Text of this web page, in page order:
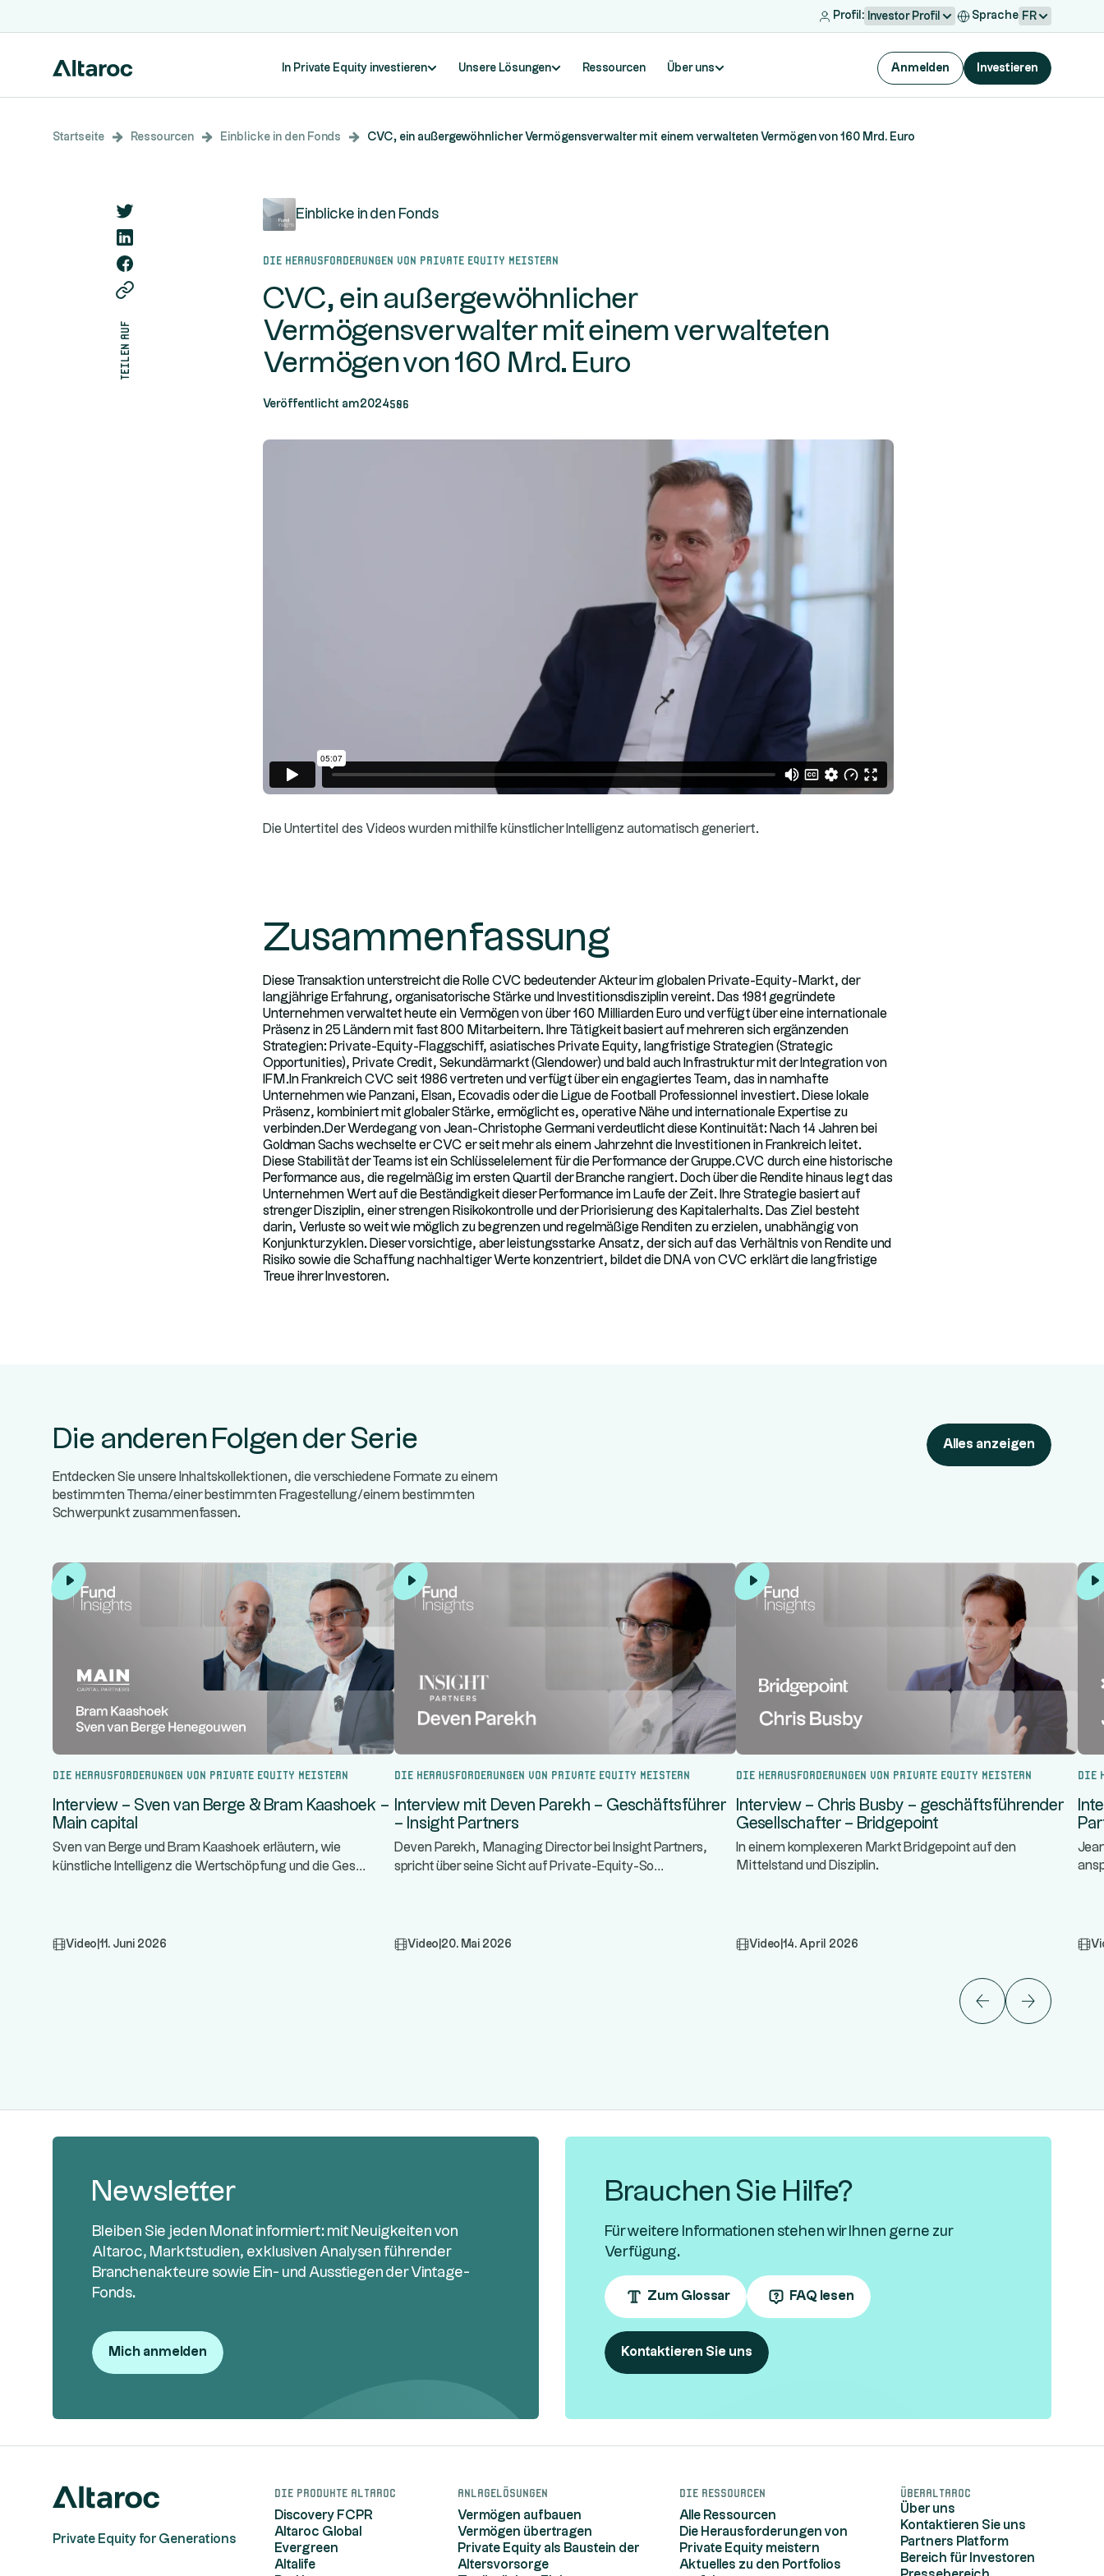
Profil: Investor Profil Sprache FR
In Private Equity investieren Unsere Lösungen Ressourcen Über uns Anmelden Investieren
Startseite Ressourcen Einblicke in den Fonds CVC, ein außergewöhnlicher Vermögensverwalter mit einem verwalteten Vermögen von 160 Mrd. Euro
teilen auf
Einblicke in den Fonds
Die Herausforderungen von Private Equity meistern
CVC, ein außergewöhnlicher
Vermögensverwalter mit einem verwalteten
Vermögen von 160 Mrd. Euro
Veröffentlicht am2024506
Die Untertitel des Videos wurden mithilfe künstlicher Intelligenz automatisch generiert.
Zusammenfassung
Diese Transaktion unterstreicht die Rolle CVC bedeutender Akteur im globalen Private-Equity-Markt, der
langjährige Erfahrung, organisatorische Stärke und Investitionsdisziplin vereint. Das 1981 gegründete
Unternehmen verwaltet heute ein Vermögen von über 160 Milliarden Euro und verfügt über eine internationale
Präsenz in 25 Ländern mit fast 800 Mitarbeitern. Ihre Tätigkeit basiert auf mehreren sich ergänzenden
Strategien: Private-Equity-Flaggschiff, asiatisches Private Equity, langfristige Strategien (Strategic
Opportunities), Private Credit, Sekundärmarkt (Glendower) und bald auch Infrastruktur mit der Integration von
IFM.In Frankreich CVC seit 1986 vertreten und verfügt über ein engagiertes Team, das in namhafte
Unternehmen wie Panzani, Elsan, Ecovadis oder die Ligue de Football Professionnel investiert. Diese lokale
Präsenz, kombiniert mit globaler Stärke, ermöglicht es, operative Nähe und internationale Expertise zu
verbinden.Der Werdegang von Jean-Christophe Germani verdeutlicht diese Kontinuität: Nach 14 Jahren bei
Goldman Sachs wechselte er CVC er seit mehr als einem Jahrzehnt die Investitionen in Frankreich leitet.
Diese Stabilität der Teams ist ein Schlüsselelement für die Performance der Gruppe.CVC durch eine historische
Performance aus, die regelmäßig im ersten Quartil der Branche rangiert. Doch über die Rendite hinaus legt das
Unternehmen Wert auf die Beständigkeit dieser Performance im Laufe der Zeit. Ihre Strategie basiert auf
strenger Disziplin, einer strengen Risikokontrolle und der Priorisierung des Kapitalerhalts. Das Ziel besteht
darin, Verluste so weit wie möglich zu begrenzen und regelmäßige Renditen zu erzielen, unabhängig von
Konjunkturzyklen. Dieser vorsichtige, aber leistungsstarke Ansatz, der sich auf das Verhältnis von Rendite und
Risiko sowie die Schaffung nachhaltiger Werte konzentriert, bildet die DNA von CVC erklärt die langfristige
Treue ihrer Investoren.
Die anderen Folgen der Serie
Entdecken Sie unsere Inhaltskollektionen, die verschiedene Formate zu einem
bestimmten Thema/einer bestimmten Fragestellung/einem bestimmten
Schwerpunkt zusammenfassen.
Alles anzeigen
Die Herausforderungen von Private Equity meistern
Interview – Sven van Berge & Bram Kaashoek –
Main capital
Sven van Berge und Bram Kaashoek erläutern, wie
künstliche Intelligenz die Wertschöpfung und die Ges...
Video 11. Juni 2026
Die Herausforderungen von Private Equity meistern
Interview mit Deven Parekh – Geschäftsführer
– Insight Partners
Deven Parekh, Managing Director bei Insight Partners,
spricht über seine Sicht auf Private-Equity-So...
Video 20. Mai 2026
Die Herausforderungen von Private Equity meistern
Interview – Chris Busby – geschäftsführender
Gesellschafter – Bridgepoint
In einem komplexeren Markt Bridgepoint auf den
Mittelstand und Disziplin.
Video 14. April 2026
Die
Newsletter
Bleiben Sie jeden Monat informiert: mit Neuigkeiten von
Altaroc, Marktstudien, exklusiven Analysen führender
Branchenakteure sowie Ein- und Ausstiegen der Vintage-
Fonds.
Mich anmelden
Brauchen Sie Hilfe?
Für weitere Informationen stehen wir Ihnen gerne zur
Verfügung.
Zum Glossar FAQ lesen
Kontaktieren Sie uns
Private Equity for Generations
Die Produkte Altaroc
Discovery FCPR
Altaroc Global
Evergreen
Altalife
Anlagelösungen
Vermögen aufbauen
Vermögen übertragen
Private Equity als Baustein der
Altersvorsorge
Die Ressourcen
Alle Ressourcen
Die Herausforderungen von
Private Equity meistern
Aktuelles zu den Portfolios
ÜberAltaroc
Über uns
Kontaktieren Sie uns
Partners Platform
Bereich für Investoren